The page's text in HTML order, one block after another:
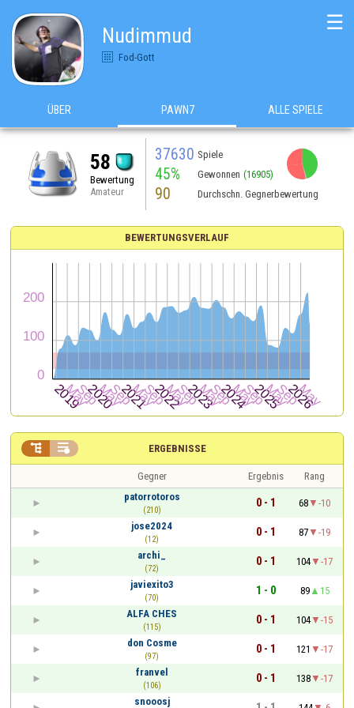
Nudimmud
Fod-Gott
☰
ÜBER PAWN7 ALLE SPIELE
58
Bewertung
Amateur
37630 Spiele
45% Gewonnen (16905)
90 Durchschn. Gegnerbewertung
BEWERTUNGSVERLAUF
ERGEBNISSE
 
Gegner Ergebnis
Rang
patorrotoros
(210)
0 - 1 68
-10
jose2024
(12)
0 - 1 87
-19
archi_
(72)
0 - 1 104
-17
javiexito3
(70)
1 - 0 89
15
ALFA CHES
(115)
0 - 1 104
-15
don Cosme
(97)
0 - 1 121
-17
franvel
(106)
0 - 1 138
-17
snooosj